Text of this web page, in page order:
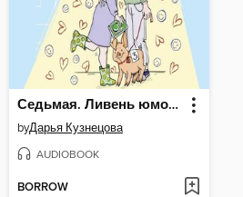
Седьмая. Ливень юмора для тех, кто в дефиците позитива
byДарья Кузнецова
AUDIOBOOK
BORROW